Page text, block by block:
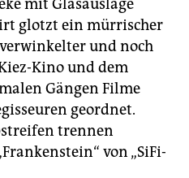
mit Glasauslage
glotzt ein mürrischer
und noch
Kino und dem
Gängen Filme
geordnet.
trennen
von „SiFi-